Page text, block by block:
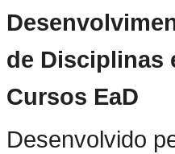
de Disciplinas
Cursos EaD
Desenvolvido